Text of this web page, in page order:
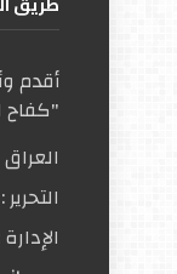
أقدم
"كفاح
التحریر :